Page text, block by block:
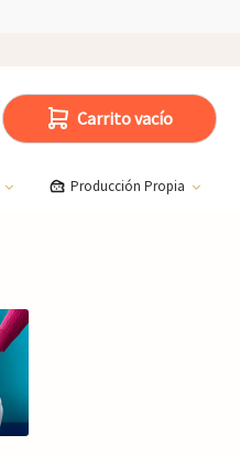
Carrito vacío
Producción Propia